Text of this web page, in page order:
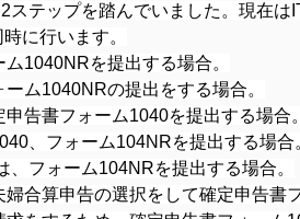
テップを踏んでいました。現在
に行います。
1040NRを提出する場合。
ム1040NRの提出をする場合。
告書フォーム1040を提出する場合。
、フォーム104NRを提出する場合
フォーム104NRを提出する場合。
合算申告の選択をして確定申告書